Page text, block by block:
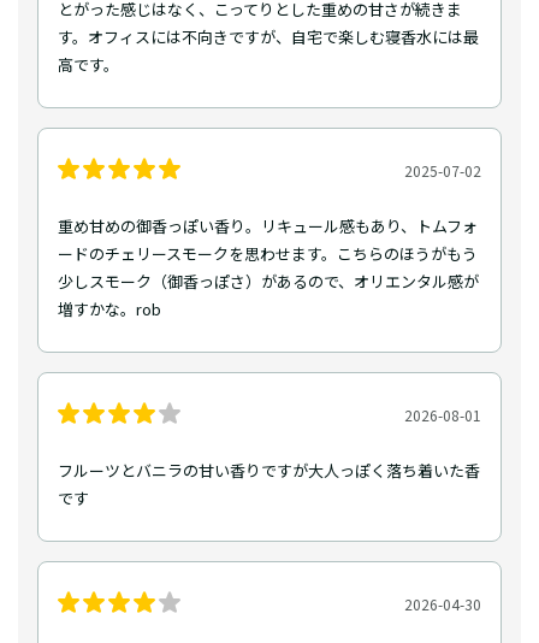
とがった感じはなく、こってりとした重めの甘さが続きま
す。オフィスには不向きですが、自宅で楽しむ寝香水には最
高です。
2025-07-02
重め甘めの御香っぽい香り。リキュール感もあり、トムフォ
ードのチェリースモークを思わせます。こちらのほうがもう
少しスモーク（御香っぽさ）があるので、オリエンタル感が
増すかな。rob
2026-08-01
フルーツとバニラの甘い香りですが大人っぽく落ち着いた香
です
2026-04-30